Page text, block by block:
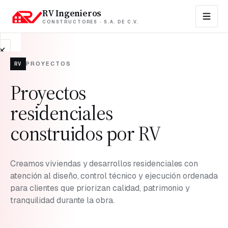
RV Ingenieros
CONSTRUCTORES · S.A. DE C.V.
EMPRESA
Sobre
nosotros
Propiedades
en
FAQs
Blog
Contacto
RV PROYECTOS
Proyectos
residenciales
construidos por RV
Creamos viviendas y desarrollos residenciales con
atención al diseño, control técnico y ejecución ordenada
para clientes que priorizan calidad, patrimonio y
tranquilidad durante la obra.